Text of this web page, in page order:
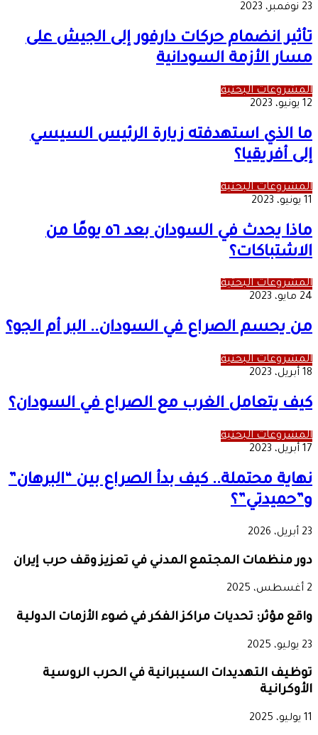
23 نوفمبر، 2023
تأثير انضمام حركات دارفور إلى الجيش على
مسار الأزمة السودانية
المشروعات البحثية
12 يونيو، 2023
ما الذي استهدفته زيارة الرئيس السيسي
إلى أفريقيا؟
المشروعات البحثية
11 يونيو، 2023
ماذا يحدث في السودان بعد ٥٦ يومًا من
الاشتباكات؟
المشروعات البحثية
24 مايو، 2023
من يحسم الصراع في السودان.. البر أم الجو؟
المشروعات البحثية
18 أبريل، 2023
كيف يتعامل الغرب مع الصراع في السودان؟
المشروعات البحثية
17 أبريل، 2023
نهاية محتملة.. كيف بدأ الصراع بين “البرهان”
و”حميدتي”؟
23 أبريل، 2026
دور منظمات المجتمع المدني في تعزيز وقف حرب إيران
2 أغسطس، 2025
واقع مؤثر: تحديات مراكز الفكر في ضوء الأزمات الدولية
23 يوليو، 2025
توظيف التهديدات السيبرانية في الحرب الروسية
الأوكرانية
11 يوليو، 2025